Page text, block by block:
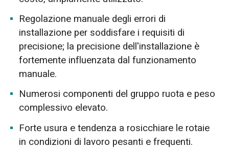
Regolazione manuale degli errori di
installazione per soddisfare i requisiti di
precisione; la precisione dell'installazione è
fortemente influenzata dal funzionamento
manuale.
Numerosi componenti del gruppo ruota e peso
complessivo elevato.
Forte usura e tendenza a rosicchiare le rotaie
in condizioni di lavoro pesanti e frequenti.